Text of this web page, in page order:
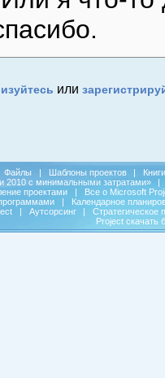
или
Файлы | Шаблоны проектов |
Книги
2010 с минимальными затратами»
|
проектами |
Все о Microsoft
|
Календарное
| Аутсорсинг |
Стратегическое
Project скачать